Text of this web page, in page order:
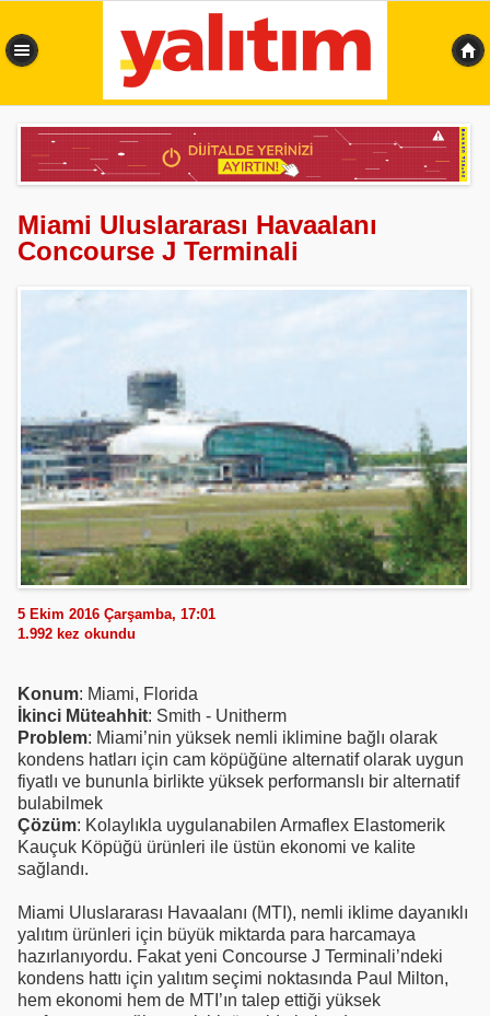
Miami Uluslararası Havaalanı
Concourse J Terminali
5 Ekim 2016 Çarşamba, 17:01
1.992 kez okundu
Konum: Miami, Florida
İkinci Müteahhit: Smith - Unitherm
Problem: Miami’nin yüksek nemli iklimine bağlı olarak
kondens hatları için cam köpüğüne alternatif olarak uygun
fiyatlı ve bununla birlikte yüksek performanslı bir alternatif
bulabilmek
Çözüm: Kolaylıkla uygulanabilen Armaflex Elastomerik
Kauçuk Köpüğü ürünleri ile üstün ekonomi ve kalite
sağlandı.
Miami Uluslararası Havaalanı (MTI), nemli iklime dayanıklı
yalıtım ürünleri için büyük miktarda para harcamaya
hazırlanıyordu. Fakat yeni Concourse J Terminali’ndeki
kondens hattı için yalıtım seçimi noktasında Paul Milton,
hem ekonomi hem de MTI’ın talep ettiği yüksek
0,344 sn